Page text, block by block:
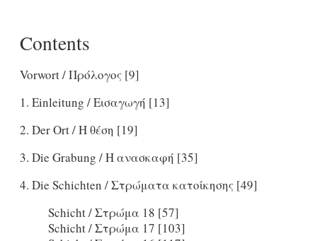
Contents
Vorwort / Πρόλογος [9]
1. Einleitung / Εισαγωγή [13]
2. Der Ort / Η θέση [19]
3. Die Grabung / Η ανασκαφή [35]
4. Die Schichten / Στρώματα κατοίκησης [49]
Schicht / Στρώμα 18 [57]
Schicht / Στρώμα 17 [103]